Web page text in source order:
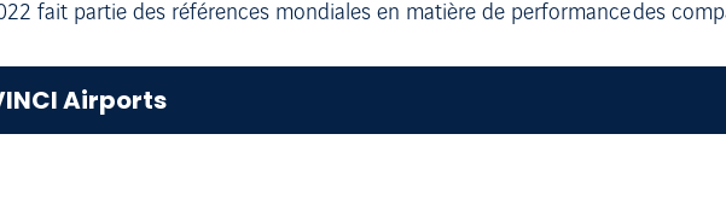
fait partie des références mondiales en matière de performance des
Airports